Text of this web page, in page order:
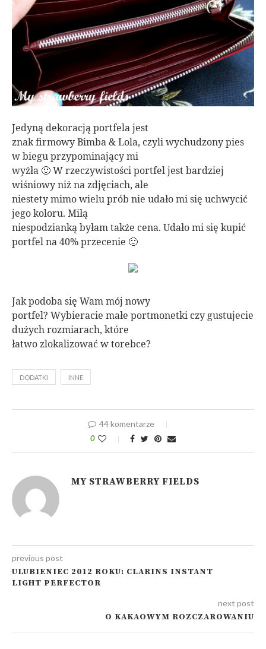
Jedyną dekoracją portfela jest
znak firmowy Bimba & Lola, czyli wychudzony pies
w biegu przypominający mi
wyżła 🙂 W rzeczywistości portfel jest bardziej
wiśniowy niż na zdjęciach, ale
niestety mimo wielu prób nie udało mi się uchwycić
jego koloru. Miłą
niespodzianką byłam także cena. Udało mi się kupić
portfel na 40% przecenie 🙂
Jak podoba się Wam mój nowy
portfel? Wybieracie małe portmonetki czy gustujecie
dużych rozmiarach, które
łatwo zlokalizować w torebce?
DODATKI INNE
44 komentarze
0
MY STRAWBERRY FIELDS
previous post
ULUBIENIEC 2012 ROKU: CLARINS INSTANT
LIGHT PERFECTOR
next post
O KAKAOWYM ROZCZAROWANIU